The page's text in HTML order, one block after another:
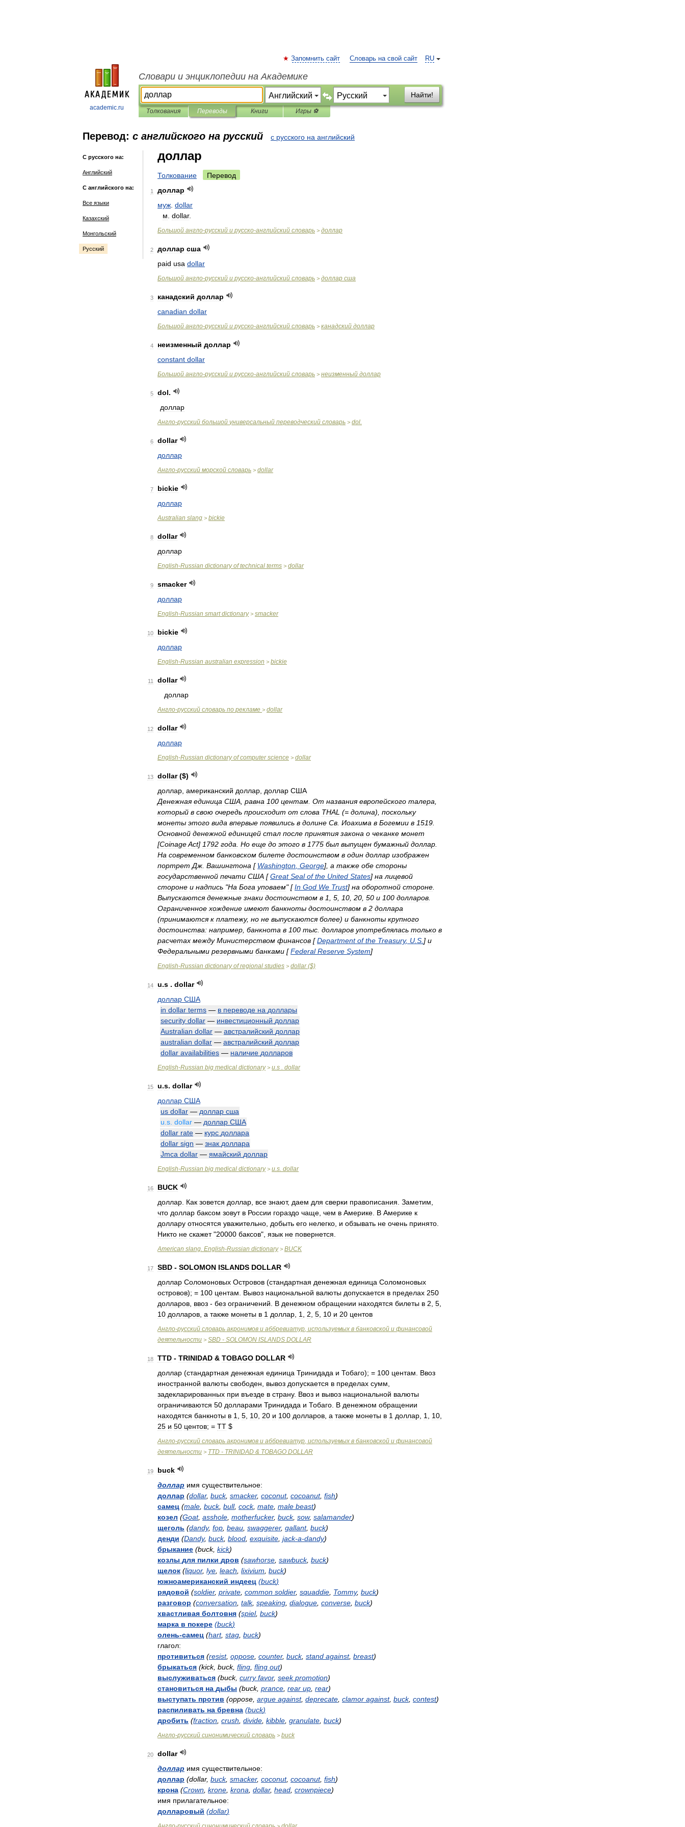
academic.ru
RU
Запомнить сайт Словарь на свой сайт
Словари и энциклопедии на Академике
Найти!
Толкования Переводы Книги Игры ⚽
Перевод: с английского на русский с русского на английский
С русского на:
Английский
С английского на:
Все языки
Казахский
Монгольский
Русский
доллар
Толкование Перевод
1
доллар
муж dollar
м dollar.
Большой англо-русский и русско-английский словарь > доллар
2 доллар сша
paid usa dollar
Большой англо-русский и русско-английский словарь > доллар сша
3 канадский доллар
canadian dollar
Большой англо-русский и русско-английский словарь > канадский доллар
4 неизменный доллар
constant dollar
Большой англо-русский и русско-английский словарь > неизменный доллар
5 dol.
доллар
Англо-русский большой универсальный переводческий словарь > dol.
6
dollar
доллар
Англо-русский морской словарь > dollar
7
bickie
доллар
Australian slang > bickie
8
dollar
доллар
English-Russian dictionary of technical terms > dollar
9
smacker
доллар
English-Russian smart dictionary> smacker
10
bickie
доллар
English-Russian australian expression > bickie
11
dollar
доллар
Англо-русский словарь по рекламе > dollar
12
dollar
доллар
English-Russian dictionary of computer science > dollar
13 dollar($)
доллар американский доллар доллар США
Денежная единица США равна 100 центам От названия европейского талера
который в свою очередь происходит от слова THAL (= долина), поскольку
монеты этого вида впервые появились в долине Св Иоахима в Богемии в 1519
Основной денежной единицей стал после принятия закона о чеканке монет
[CoinageAct] 1792 года Но еще до этого в 1775 был выпущен бумажный доллар
На современном банковском билете достоинством в один доллар изображен
портрет Дж Вашингтона [ Washington George], а также обе стороны
государственной печати США [Great Seal of the United States] на лицевой
стороне и надпись "На Бога уповаем" [In God We Trust] на оборотной стороне
Выпускаются денежные знаки достоинством в 1 5 10 20 50 и 100 долларов
Ограниченное хождение имеют банкноты достоинством в 2 доллара
(принимаются к платежу, но не выпускаются более) и банкноты крупного
достоинства: например банкнота в 100 тыс долларов употреблялась только в
расчетах между Министерством финансов [Department of the Treasury, U S ] и
Федеральными резервными банками [Federal Reserve System]
English-Russian dictionary of regional studies > dollar($)
14 u.s . dollar
доллар США
in dollar terms — в переводе на доллары
security dollar — инвестиционный доллар
Australian dollar — австралийский доллар
australian dollar — австралийский доллар
dollar availabilities — наличие долларов
English-Russian big medical dictionary> u.s . dollar
15 u.s. dollar
доллар США
us dollar — доллар сша
u s dollar — доллар США
dollar rate — курс доллара
dollar sign — знак доллара
Jmca dollar — ямайский доллар
English-Russian big medical dictionary> u.s. dollar
16
BUCK
доллар Как зовется доллар все знают, даем для сверки правописания Заметим
что доллар баксом зовут в России гораздо чаще чем в Америке В Америке к
доллару относятся уважительно добыть его нелегко и обзывать не очень принято
Никто не скажет"20000 баксов", язык не повернется
American slang. English-Russian dictionary> BUCK
17 SBD - SOLOMON ISLANDS DOLLAR
доллар Соломоновых Островов (стандартная денежная единица Соломоновых
островов); = 100 центам Вывоз национальной валюты допускается в пределах 250
долларов ввоз - без ограничений В денежном обращении находятся билеты в 2 5
10 долларов а также монеты в 1 доллар 1 2 5 10 и 20 центов
Англо-русский словарь акронимов и аббревиатур, используемых в банковской и финансовой
деятельности > SBD - SOLOMON ISLANDS DOLLAR
18 TTD - TRINIDAD & TOBAGO DOLLAR
доллар (стандартная денежная единица Тринидада и Тобаго); = 100 центам
Ввоз
иностранной валюты свободен вывоз допускается в пределах сумм
задекларированных при въезде в страну. Ввоз и вывоз национальной валюты
ограничиваются 50 долларами Тринидада и Тобаго В денежном обращении
находятся банкноты в 1 5 10 20 и 100 долларов а также монеты в 1 доллар 1 10
25 и 50 центов; = TT $
Англо-русский словарь акронимов и аббревиатур, используемых в банковской и финансовой
деятельности > TTD - TRINIDAD & TOBAGO DOLLAR
19
buck
доллар имя существительное:
доллар (dollar, buck, smacker, coconut, cocoanut, fish)
самец (male buck, bull, cock, mate male beast)
козел (Goat, asshole motherfucker, buck, sow, salamander)
щеголь (dandy, fop beau swaggerer, gallant, buck)
денди (Dandy, buck, blood exquisite jack-a-dandy)
брыкание (buck, kick)
козлы для пилки дров (sawhorse sawbuck, buck)
щелок (liquor, lye leach lixivium buck)
южноамериканский индеец (buck)
рядовой (soldier, private common soldier, squaddie Tommy, buck)
разговор (conversation talk, speaking dialogue converse buck)
хвастливая болтовня (spiel, buck)
марка в покере (buck)
олень-самец (hart, stag buck)
глагол:
противиться (resist, oppose counter, buck, stand against, breast)
брыкаться (kick, buck, fling fling out)
выслуживаться (buck, curry favor, seek promotion)
становиться на дыбы (buck, prance rear up rear)
выступать против (oppose argue against, deprecate clamor against, buck, contest)
распиливать на бревна (buck)
дробить (fraction crush divide kibble granulate buck)
Англо-русский синонимический словарь > buck
20
dollar
доллар имя существительное:
доллар (dollar, buck, smacker, coconut, cocoanut, fish)
крона (Crown krone krona dollar, head crownpiece)
имя прилагательное:
долларовый (dollar)